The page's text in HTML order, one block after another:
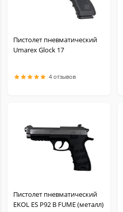
Пистолет пневматический
Umarex Glock 17
4 отзывов
Пистолет пневматический
EKOL ES P92 B FUME (металл)